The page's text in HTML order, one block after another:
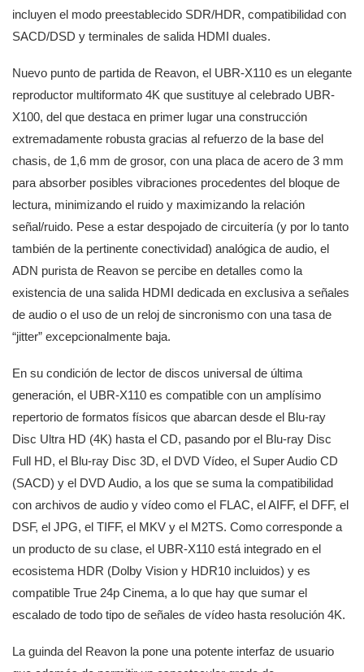
incluyen el modo preestablecido SDR/HDR, compatibilidad con
SACD/DSD y terminales de salida HDMI duales.
Nuevo punto de partida de Reavon, el UBR-X110 es un elegante
reproductor multiformato 4K que sustituye al celebrado UBR-
X100, del que destaca en primer lugar una construcción
extremadamente robusta gracias al refuerzo de la base del
chasis, de 1,6 mm de grosor, con una placa de acero de 3 mm
para absorber posibles vibraciones procedentes del bloque de
lectura, minimizando el ruido y maximizando la relación
señal/ruido. Pese a estar despojado de circuitería (y por lo tanto
también de la pertinente conectividad) analógica de audio, el
ADN purista de Reavon se percibe en detalles como la
existencia de una salida HDMI dedicada en exclusiva a señales
de audio o el uso de un reloj de sincronismo con una tasa de
“jitter” excepcionalmente baja.
En su condición de lector de discos universal de última
generación, el UBR-X110 es compatible con un amplísimo
repertorio de formatos físicos que abarcan desde el Blu-ray
Disc Ultra HD (4K) hasta el CD, pasando por el Blu-ray Disc
Full HD, el Blu-ray Disc 3D, el DVD Vídeo, el Super Audio CD
(SACD) y el DVD Audio, a los que se suma la compatibilidad
con archivos de audio y vídeo como el FLAC, el AIFF, el DFF, el
DSF, el JPG, el TIFF, el MKV y el M2TS. Como corresponde a
un producto de su clase, el UBR-X110 está integrado en el
ecosistema HDR (Dolby Vision y HDR10 incluidos) y es
compatible True 24p Cinema, a lo que hay que sumar el
escalado de todo tipo de señales de vídeo hasta resolución 4K.
La guinda del Reavon la pone una potente interfaz de usuario